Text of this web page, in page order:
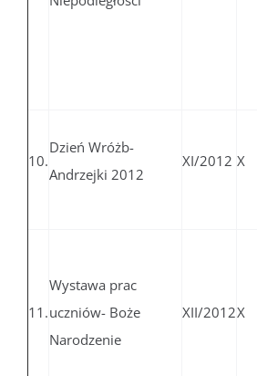
10.
Dzień Wróżb-
Andrzejki 2012
XI/2012 X
11.
Wystawa prac
uczniów- Boże
Narodzenie
XII/2012X